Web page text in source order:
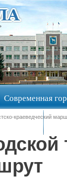
Современная
краеведческий